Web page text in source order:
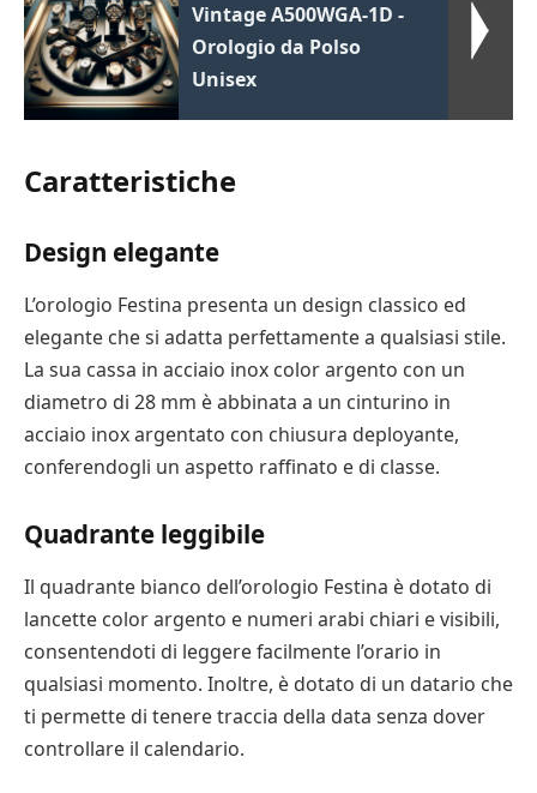
Vintage A500WGA-1D -
Orologio da Polso
Unisex
Caratteristiche
Design elegante
L’orologio Festina presenta un design classico ed
elegante che si adatta perfettamente a qualsiasi stile.
La sua cassa in acciaio inox color argento con un
diametro di 28 mm è abbinata a un cinturino in
acciaio inox argentato con chiusura deployante,
conferendogli un aspetto raffinato e di classe.
Quadrante leggibile
Il quadrante bianco dell’orologio Festina è dotato di
lancette color argento e numeri arabi chiari e visibili,
consentendoti di leggere facilmente l’orario in
qualsiasi momento. Inoltre, è dotato di un datario che
ti permette di tenere traccia della data senza dover
controllare il calendario.